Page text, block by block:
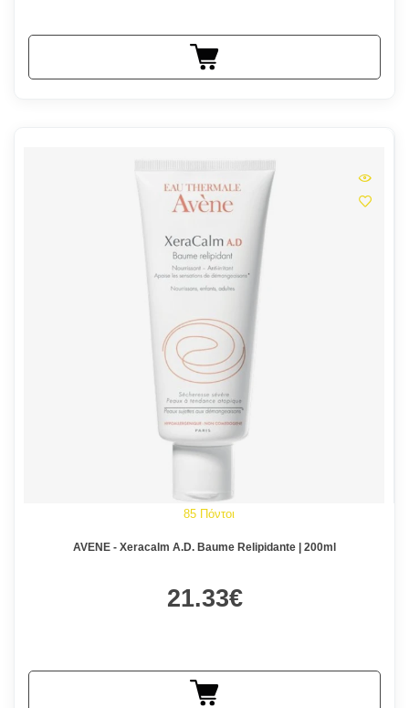
85 Πόντοι
AVENE - Xeracalm A.D. Baume Relipidante | 200ml
21.33€